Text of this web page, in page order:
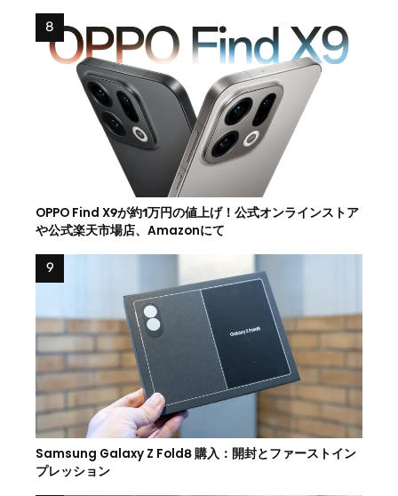
OPPO Find X9が約1万円の値上げ！公式オンラインストア
や公式楽天市場店、Amazonにて
Samsung Galaxy Z Fold8 購入：開封とファーストイン
プレッション